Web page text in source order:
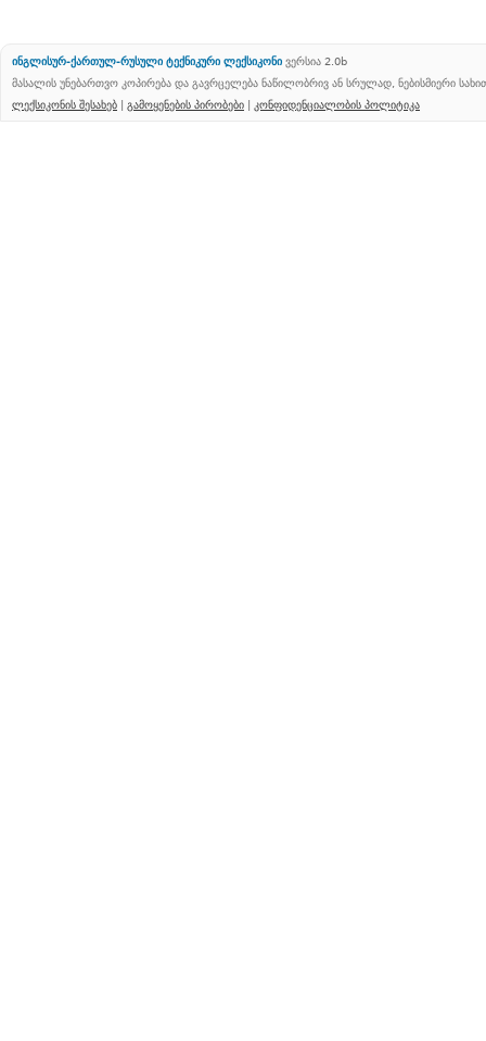
ინგლისურ-ქართულ-რუსული ტექნიკური ლექსიკონი ვერსია 2.0b
მასალის უნებართვო კოპირება და გავრცელება ნაწილობრივ ან სრულად, ნებისმიერი
ლექსიკონის შესახებ | გამოყენების პირობები | კონფიდენციალობის პოლიტიკა